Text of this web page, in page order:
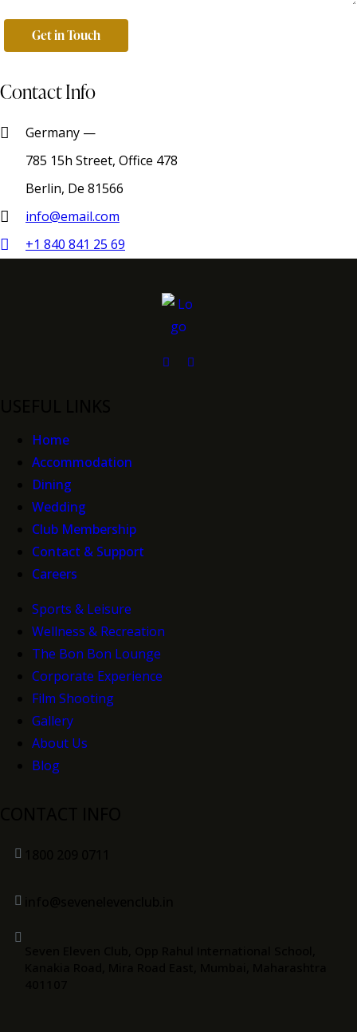
Contact Info
Germany —
785 15h Street, Office 478
Berlin, De 81566
info@email.com
+1 840 841 25 69
Home
Accommodation
Dining
Wedding
Club Membership
Contact & Support
Careers
Sports & Leisure
Wellness & Recreation
The Bon Bon Lounge
Corporate Experience
Film Shooting
Gallery
About Us
Blog